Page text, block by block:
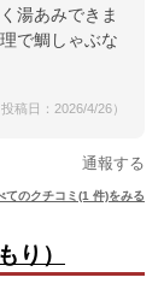
湯あみできま
で鯛しゃぶな
稿日：2026/4/26）
通報する
てのクチコミ(1 件)をみる
り）